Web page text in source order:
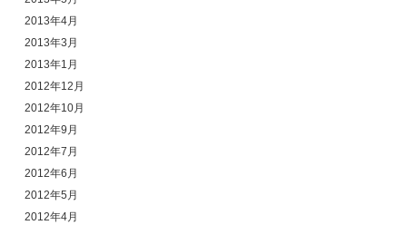
2013年4月
2013年3月
2013年1月
2012年12月
2012年10月
2012年9月
2012年7月
2012年6月
2012年5月
2012年4月